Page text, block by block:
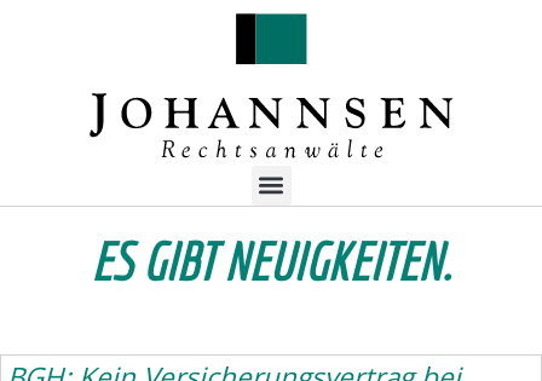
ES GIBT NEUIGKEITEN.